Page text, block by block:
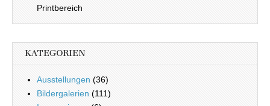
Printbereich
KATEGORIEN
Ausstellungen (36)
Bildergalerien (111)